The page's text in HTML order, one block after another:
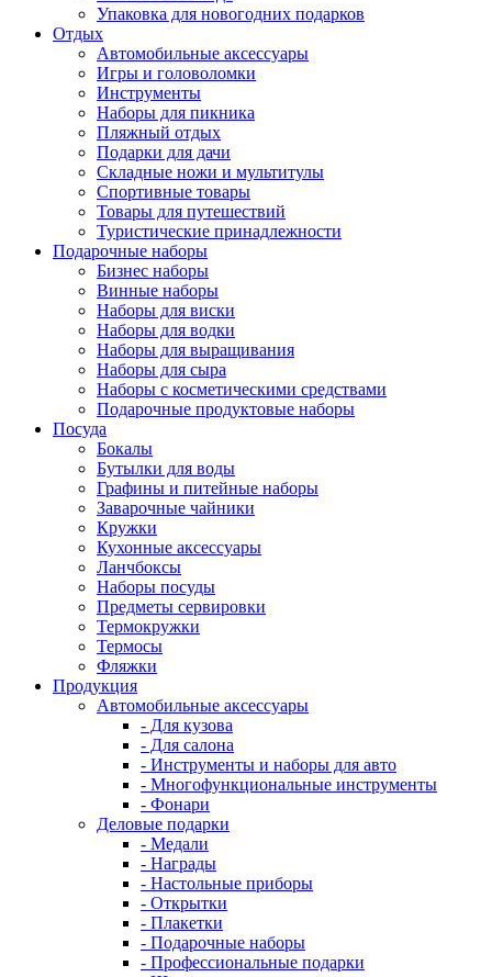
Упаковка для новогодних подарков
Отдых
Автомобильные аксессуары
Игры и головоломки
Инструменты
Наборы для пикника
Пляжный отдых
Подарки для дачи
Складные ножи и мультитулы
Спортивные товары
Товары для путешествий
Туристические принадлежности
Подарочные наборы
Бизнес наборы
Винные наборы
Наборы для виски
Наборы для водки
Наборы для выращивания
Наборы для сыра
Наборы с косметическими средствами
Подарочные продуктовые наборы
Посуда
Бокалы
Бутылки для воды
Графины и питейные наборы
Заварочные чайники
Кружки
Кухонные аксессуары
Ланчбоксы
Наборы посуды
Предметы сервировки
Термокружки
Термосы
Фляжки
Продукция
Автомобильные аксессуары
- Для кузова
- Для салона
- Инструменты и наборы для авто
- Многофункциональные инструменты
- Фонари
Деловые подарки
- Медали
- Награды
- Настольные приборы
- Открытки
- Плакетки
- Подарочные наборы
- Профессиональные подарки